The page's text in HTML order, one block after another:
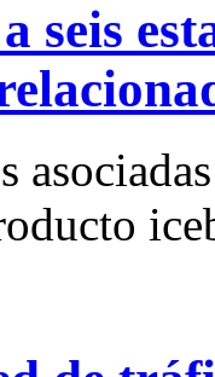
seis